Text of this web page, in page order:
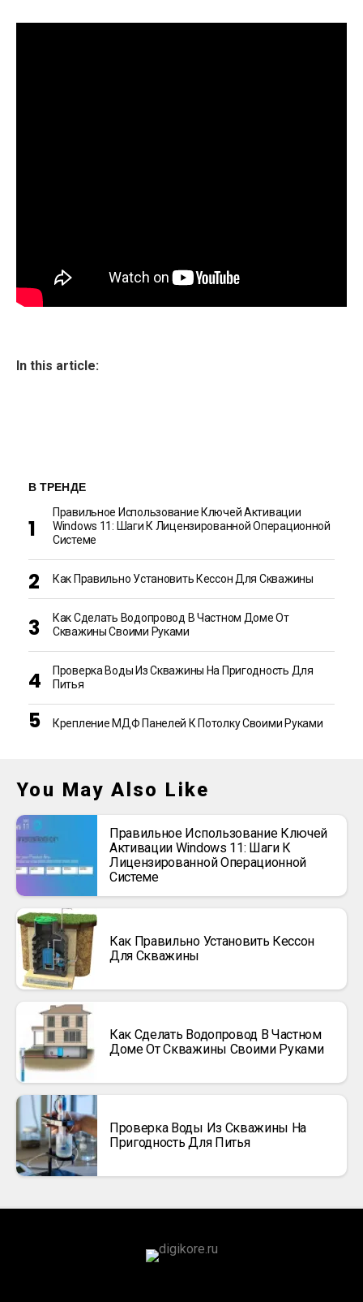
In this article:
В ТРЕНДЕ
Правильное Использование Ключей Активации
Windows 11: Шаги К Лицензированной Операционной
Системе
Как Правильно Установить Кессон Для Скважины
Как Сделать Водопровод В Частном Доме От
Скважины Своими Руками
Проверка Воды Из Скважины На Пригодность Для
Питья
Крепление МДФ Панелей К Потолку Своими Руками
You May Also Like
Правильное Использование Ключей
Активации Windows 11: Шаги К
Лицензированной Операционной
Системе
Как Правильно Установить Кессон
Для Скважины
Как Сделать Водопровод В Частном
Доме От Скважины Своими Руками
Проверка Воды Из Скважины На
Пригодность Для Питья